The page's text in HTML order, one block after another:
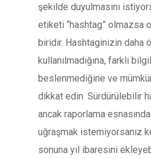
şekilde duyulmasını
etiketi “hashtag” olmazsa
biridir. Hashtaginizin daha
kullanılmadığına, farklı
beslenmediğine ve
dikkat edin. Sürdürülebilir
ancak raporlama
uğraşmak istemiyorsanız
sonuna yıl ibaresini